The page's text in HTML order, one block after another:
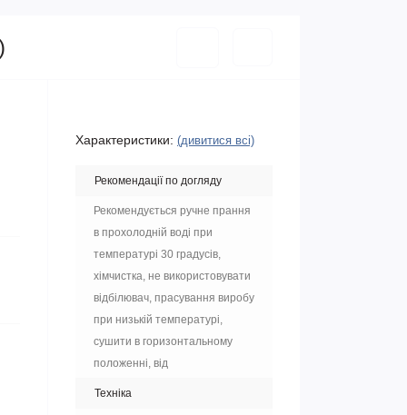
Характеристики: (дивитися всі)
Рекомендації по догляду
Рекомендується ручне прання
в прохолодній воді при
температурі 30 градусів,
хімчистка, не використовувати
відбілювач, прасування виробу
при низькій температурі,
сушити в горизонтальному
положенні, від
Техніка